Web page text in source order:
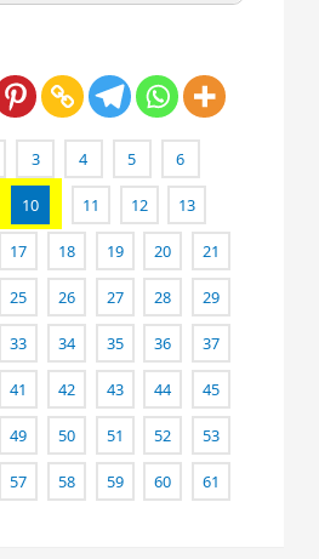
3 4 5 6
10 11 12 13
17 18 19 20 21
25 26 27 28 29
33 34 35 36 37
41 42 43 44 45
49 50 51 52 53
57 58 59 60 61